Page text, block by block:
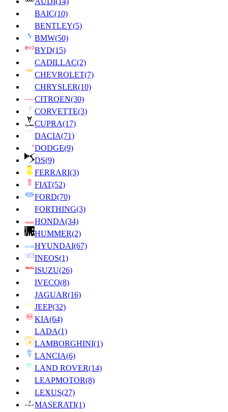
BAIC(10)
BENTLEY(5)
BMW(50)
BYD(15)
CADILLAC(2)
CHEVROLET(7)
CHRYSLER(10)
CITROEN(30)
CORVETTE(3)
CUPRA(17)
DACIA(71)
DODGE(9)
DS(9)
FERRARI(3)
FIAT(52)
FORD(70)
FORTHING(3)
HONDA(34)
HUMMER(2)
HYUNDAI(67)
INEOS(1)
ISUZU(26)
IVECO(8)
JAGUAR(16)
JEEP(32)
KIA(64)
LADA(1)
LAMBORGHINI(1)
LANCIA(6)
LAND ROVER(14)
LEAPMOTOR(8)
LEXUS(27)
MASERATI(1)